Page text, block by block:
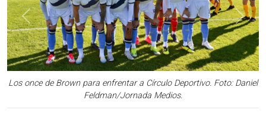
Los once de Brown para enfrentar a Círculo Deportivo. Foto: Daniel
Feldman/Jornada Medios.
Anterior